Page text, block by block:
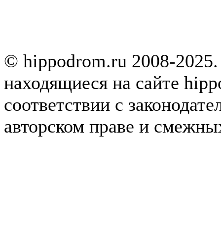
© hippodrom.ru 2008-
находящиеся на сайте
соответствии с
авторском праве и